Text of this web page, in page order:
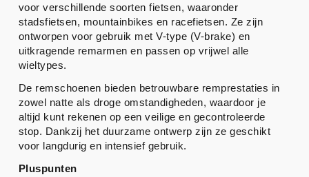
voor verschillende soorten fietsen, waaronder
stadsfietsen, mountainbikes en racefietsen. Ze zijn
ontworpen voor gebruik met V-type (V-brake) en
uitkragende remarmen en passen op vrijwel alle
wieltypes.
De remschoenen bieden betrouwbare remprestaties in
zowel natte als droge omstandigheden, waardoor je
altijd kunt rekenen op een veilige en gecontroleerde
stop. Dankzij het duurzame ontwerp zijn ze geschikt
voor langdurig en intensief gebruik.
Pluspunten